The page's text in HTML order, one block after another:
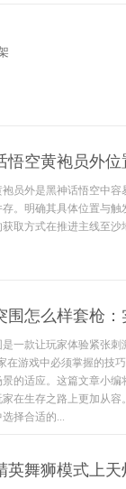
悟空黄袍员外
袍员外是黑神话悟空中
存。明确其具体位置与
取方式在推进主线至沙
围怎么样套枪
是一款让玩家体验紧张
在游戏中必须掌握的技
的适应。这篇文章小编
在生存之路上更加从容
择合适的...
英舞狮模式上